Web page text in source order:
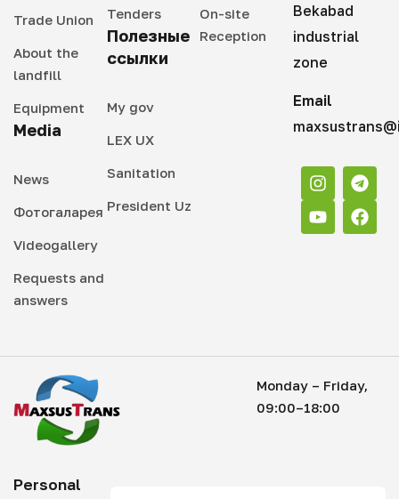
Trade Union
About the
landfill
Equipment
Media
News
Фотогаларея
Videogallery
Requests and
answers
Tenders
Полезные
ссылки
My gov
LEX UX
Sanitation
President Uz
On-site
Reception
Bekabad
industrial
zone
Email
Monday – Friday,
09:00–18:00
Personal